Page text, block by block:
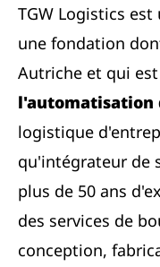
TGW Logistics
une fondation
Autriche et qui
l'automatisation
logistique
qu'intégrateur de
plus de 50 ans
des services de
conception,